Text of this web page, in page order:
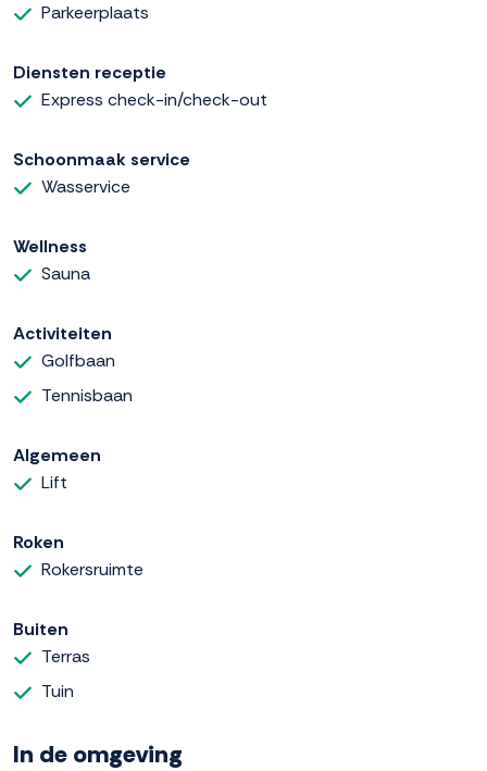
Parkeerplaats
Diensten receptie
Express check-in/check-out
Schoonmaak service
Wasservice
Wellness
Sauna
Activiteiten
Golfbaan
Tennisbaan
Algemeen
Lift
Roken
Rokersruimte
Buiten
Terras
Tuin
In de omgeving